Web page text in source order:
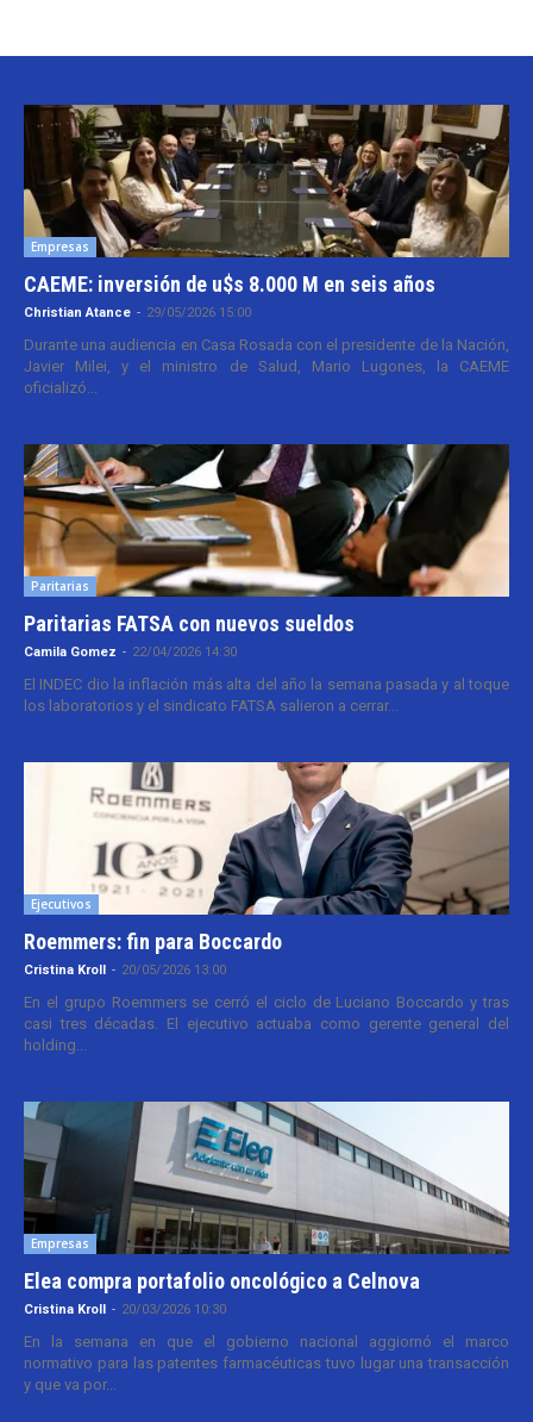
Empresas
CAEME: inversión de u$s 8.000 M en seis años
Christian Atance - 29/05/2026 15:00
Durante una audiencia en Casa Rosada con el presidente de la Nación,
Javier Milei, y el ministro de Salud, Mario Lugones, la CAEME
oficializó...
Paritarias
Paritarias FATSA con nuevos sueldos
Camila Gomez - 22/04/2026 14:30
El INDEC dio la inflación más alta del año la semana pasada y al toque
los laboratorios y el sindicato FATSA salieron a cerrar...
Ejecutivos
Roemmers: fin para Boccardo
Cristina Kroll - 20/05/2026 13:00
En el grupo Roemmers se cerró el ciclo de Luciano Boccardo y tras
casi tres décadas. El ejecutivo actuaba como gerente general del
holding...
Empresas
Elea compra portafolio oncológico a Celnova
Cristina Kroll - 20/03/2026 10:30
En la semana en que el gobierno nacional aggiornó el marco
normativo para las patentes farmacéuticas tuvo lugar una transacción
y que va por...